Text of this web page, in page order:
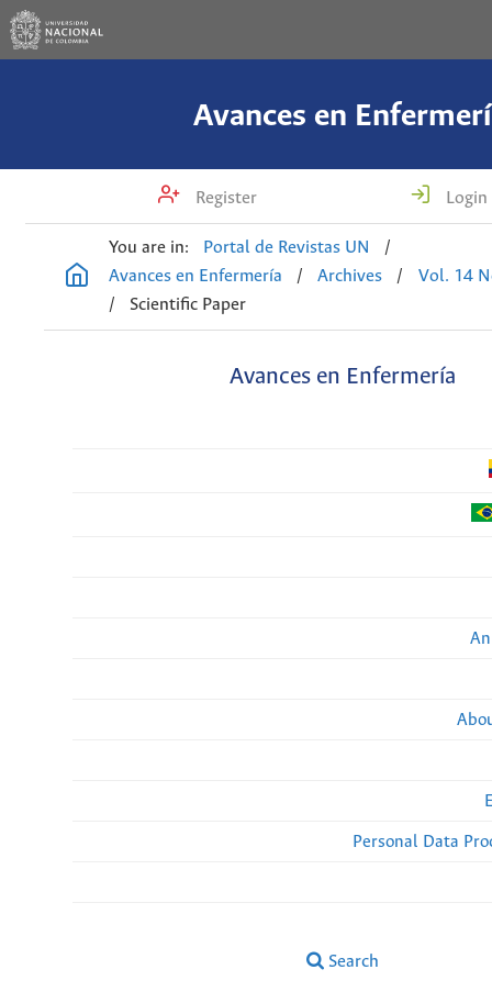
Avances en
Register Login
You are in: Portal de Revistas UN
/
Avances en Enfermería
/ Archives /
Vol. 14
/
Scientific Paper
Avances en Enfermería
Personal Data
Search